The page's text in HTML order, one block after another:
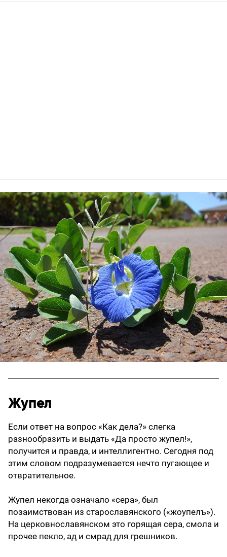
Жупел
Если ответ на вопрос «Как дела?» слегка
разнообразить и выдать «Да просто жупел!»,
получится и правда, и интеллигентно. Сегодня под
этим словом подразумевается нечто пугающее и
отвратительное.
Жупел некогда означало «сера», был
позаимствован из старославянского («жоупелъ»).
На церковнославянском это горящая сера, смола и
прочее пекло, ад и смрад для грешников.